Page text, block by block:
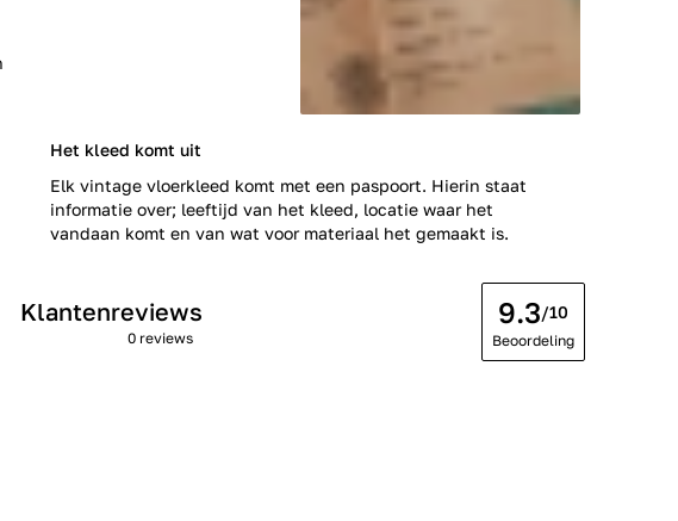
Het kleed komt uit
Elk vintage vloerkleed komt met een paspoort. Hierin staat
informatie over; leeftijd van het kleed, locatie waar het
vandaan komt en van wat voor materiaal het gemaakt is.
Klantenreviews
0 reviews
9.3/10
Beoordeling